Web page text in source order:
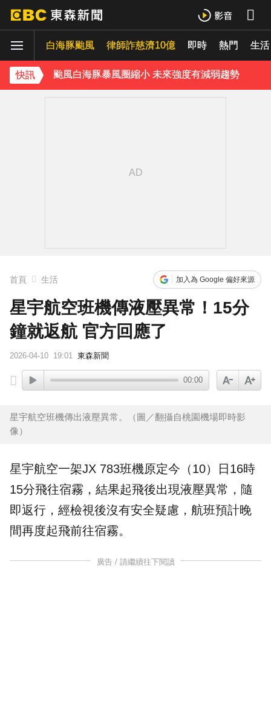
白海豚颱風 律師詐慈濟10億 即時 熱門 生活
快訊
颱風白海豚暴風圈縮小 未來強度有減弱趨勢
淡水驚見龍捲風 氣象署證實：和白海豚有關
首頁 生活 加入為 Google 偏好來源
星宇航空班機傳液壓異常！15分
鐘就返航 官方回應了
2026-04-10 19:01 東森新聞
00:00
星宇航空班機傳出液壓異常。（圖／翻攝自桃園機場即時影
像）
星宇航空一架JX 783班機原定今（10）日16時
15分飛往宿霧，結果起飛後出現液壓異常 ，隨
即返行，經檢視後沒有安全疑慮，航班預計晚
間再度起飛前往宿霧。
廣告 / 請繼續往下閱讀